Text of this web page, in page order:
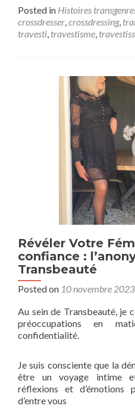
Posted in Histoires
crossdresser,crossdressing,
travesti, travestisme,
Révéler Votre
confiance :
Transbeauté
Posted on 10 novembre 2023
Au sein de Transbeauté, je
préoccupations en
confidentialité.
Je suis consciente que la
être un voyage intime
réflexions et d’émotions
d’entre vous